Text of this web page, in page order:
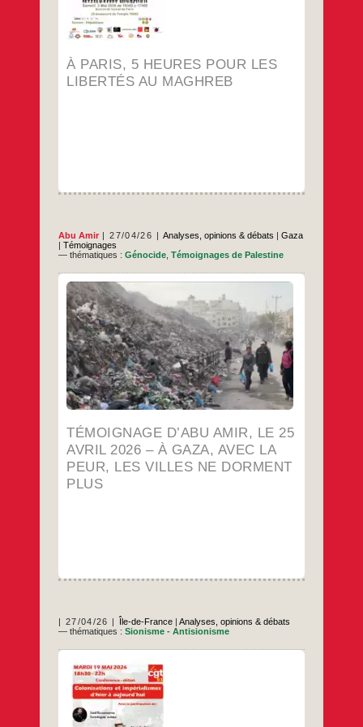
À PARIS, 5 HEURES POUR LES
LIBERTÉS AU MAGHREB
Abu Amir 27/04/26 Analyses, opinions & débats |Gaza
|Témoignages
— thématiques :Génocide ,Témoignages de Palestine
TÉMOIGNAGE D’ABU AMIR, LE 25
AVRIL 2026 – À GAZA, AVEC LA
PEUR, LES VILLES NE DORMENT
PLUS
Dans les villes qui viennent à peine de sortir
de la guerre, le silence ne signifie pas que
tout est revenu à la normale. Au contraire,
ce silence peut être plus angoissant que le
vacarme qui l’a précédé. La peur ne
disparaît pas avec le dernier bruit
d’explosion ; elle
…
Témoignage
d’Abu
Amir,
le
25
2026
–
À
Gaza,
…
27/04/26 Île-de-France| Analyses, opinions & débats
— thématiques :Sionisme - Antisionisme
La CGT 93 organise une conférence
intitulée « Colonisations et impérialismes,
d’hier à aujourd’hui », le mardi 19 mai à
partir de 18h30 à la Bourse Départementale
du travail de Bobigny. À cette occasion nous